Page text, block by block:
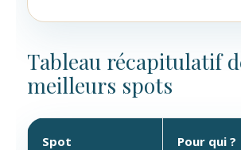
Tableau récapitulatif
meilleurs spots
Spot Pour qui ?